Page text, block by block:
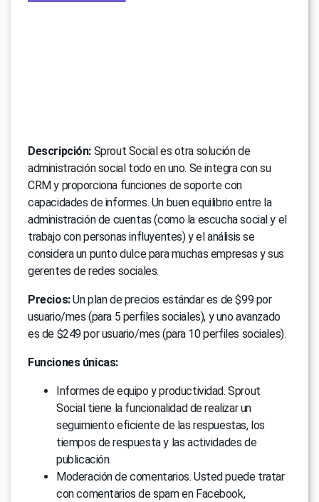
Descripción: Sprout Social es otra solución de
administración social todo en uno. Se integra con su
CRM y proporciona funciones de soporte con
capacidades de informes. Un buen equilibrio entre la
administración de cuentas (como la escucha social y el
trabajo con personas influyentes) y el análisis se
considera un punto dulce para muchas empresas y sus
gerentes de redes sociales.
Precios:Un plan de precios estándar es de $99 por
usuario/mes (para 5 perfiles sociales), y uno avanzado
es de $249 por usuario/mes (para 10 perfiles sociales).
Funciones únicas:
Informes de equipo y productividad. Sprout
Social tiene la funcionalidad de realizar un
seguimiento eficiente de las respuestas, los
tiempos de respuesta y las actividades de
publicación.
Moderación de comentarios. Usted puede tratar
con comentarios de spam en Facebook,